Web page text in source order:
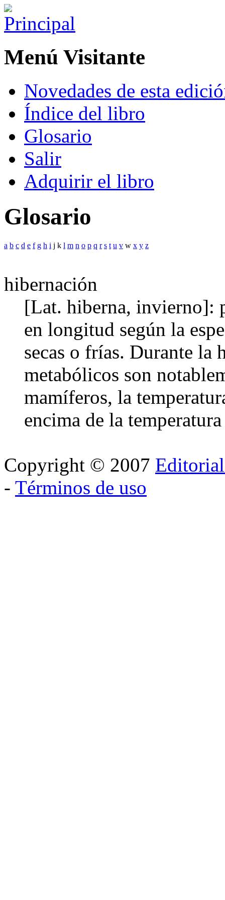
Menú Visitante
Novedades de esta
Índice del libro
Glosario
Salir
Adquirir el libro
Glosario
a b c d e f g h i j k l m n o p q r s t u v w x y z
hibernación
[Lat. hiberna, invierno]:
en longitud según la
secas o frías. Durante la
metabólicos son
mamíferos, la
encima de la
Copyright © 2007
- Términos de uso